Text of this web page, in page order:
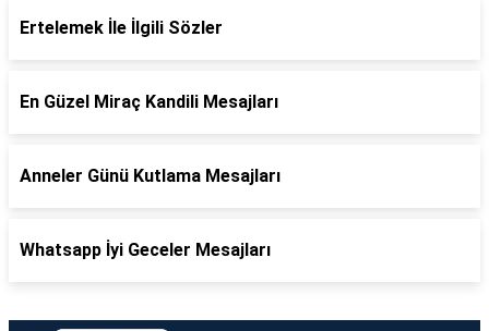
Ertelemek İle İlgili Sözler
En Güzel Miraç Kandili Mesajları
Anneler Günü Kutlama Mesajları
Whatsapp İyi Geceler Mesajları